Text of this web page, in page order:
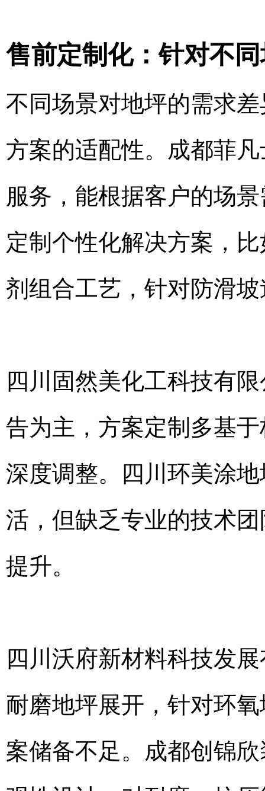
售前定制化：针对不
不同场景对地坪的需求
方案的适配性。成都菲
服务，能根据客户的场
定制个性化解决方案，
剂组合工艺，针对防滑
四川固然美化工科技有
告为主，方案定制多基
深度调整。四川环美涂
活，但缺乏专业的技术
提升。
四川沃府新材料科技发
耐磨地坪展开，针对环
案储备不足。成都创锦